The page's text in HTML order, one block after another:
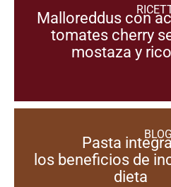
Malloreddus con
tomates cherry
mostaza y
BLOG
Pasta
los beneficios de
dieta